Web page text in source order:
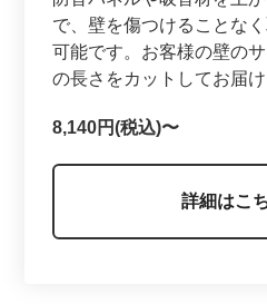
で、壁を傷つけることな
可能です。お客様の壁の
の長さをカットしてお届け
8,140円(税込)〜
詳細はこ